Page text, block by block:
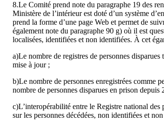
8.Le Comité prend note du paragraphe 19 des
Ministère de l’intérieur est doté d’un système
prend la forme d’une page Web et permet de
également note du paragraphe 90 g) où il est
localisées, identifiées et non identifiées. À cet
a)Le nombre de registres de personnes
mise à jour ;
b)Le nombre de personnes enregistrées comme
nombre de personnes disparues en prison depuis
c)L’interopérabilité entre le Registre national des
sur les personnes décédées, non identifiées et